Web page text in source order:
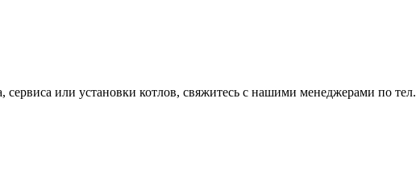
или установки котлов, свяжитесь с нашими менеджерами по тел.